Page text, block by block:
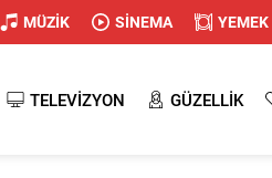
MÜZİK SİNEMA YEMEK
TELEVİZYON GÜZELLİK